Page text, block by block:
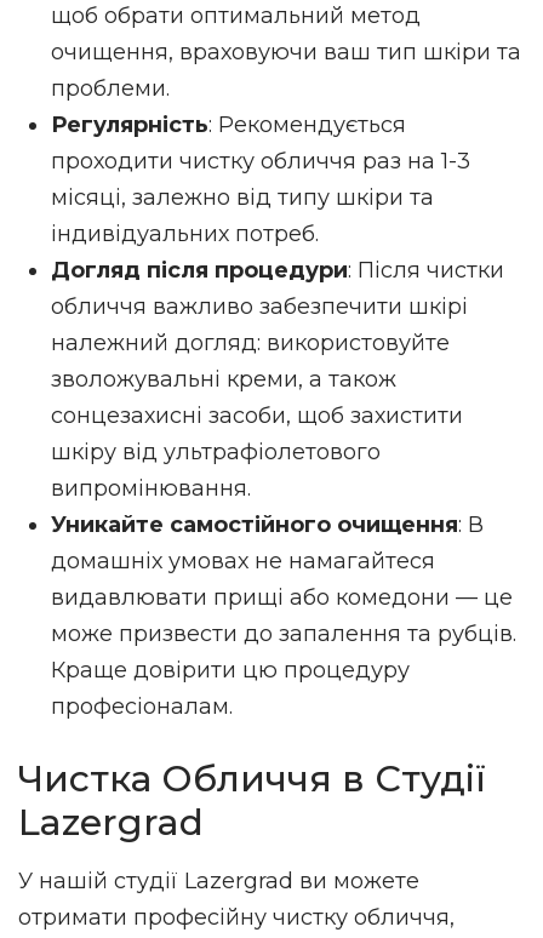
щоб обрати оптимальний метод
очищення, враховуючи ваш тип шкіри та
проблеми.
Регулярність: Рекомендується
проходити чистку обличчя раз на 1-3
місяці, залежно від типу шкіри та
індивідуальних потреб.
Догляд після процедури: Після чистки
обличчя важливо забезпечити шкірі
належний догляд: використовуйте
зволожувальні креми, а також
сонцезахисні засоби, щоб захистити
шкіру від ультрафіолетового
випромінювання.
Уникайте самостійного очищення: В
домашніх умовах не намагайтеся
видавлювати прищі або комедони — це
може призвести до запалення та рубців.
Краще довірити цю процедуру
професіоналам.
Чистка Обличчя в Студії
Lazergrad
У нашій студії Lazergrad ви можете
отримати професійну чистку обличчя,